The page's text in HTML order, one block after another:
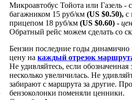
Микроавтобус Тойота или Газель -
багажником 15 руб/км (US $0.50), с
прицепом 18 руб/км (US $0.60) -
Обратный рейс можем сделать со
Бензин последние годы динамично
цену на каждый отрезок
Не удивляйтесь, если
несколько увеличилась. Не
забирают с маршрута за другие.
бензоколонки поменяли ценники.